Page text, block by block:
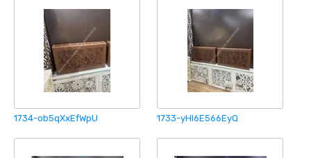
1734-ob5qXxEfWpU 1733-yHl6E566EyQ